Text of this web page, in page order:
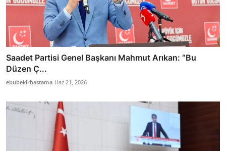
Saadet Partisi Genel Başkanı Mahmut Arıkan: “Bu
Düzen Ç...
ebubekirbastama Haz 21, 2026